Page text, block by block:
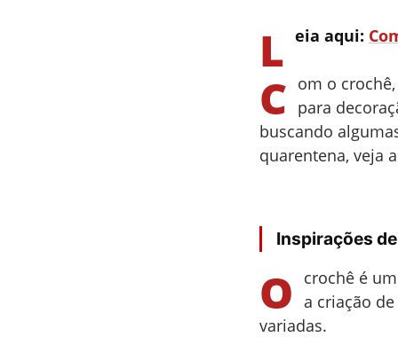
L eia aqui:
C om o
para
buscando
quarentena, veja
Inspirações
O
crochê é
a criação
variadas.